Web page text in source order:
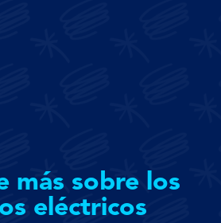
más sobre los
eléctricos